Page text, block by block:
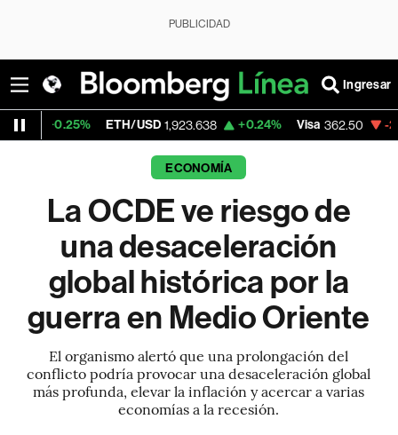
PUBLICIDAD
Ingresar
ETH/USD 1,923.638 +0.24% Visa 362.50 -2.15%
ECONOMÍA
La OCDE ve riesgo de
una desaceleración
global histórica por la
guerra en Medio Oriente
El organismo alertó que una prolongación del
conflicto podría provocar una desaceleración global
más profunda, elevar la inflación y acercar a varias
economías a la recesión.